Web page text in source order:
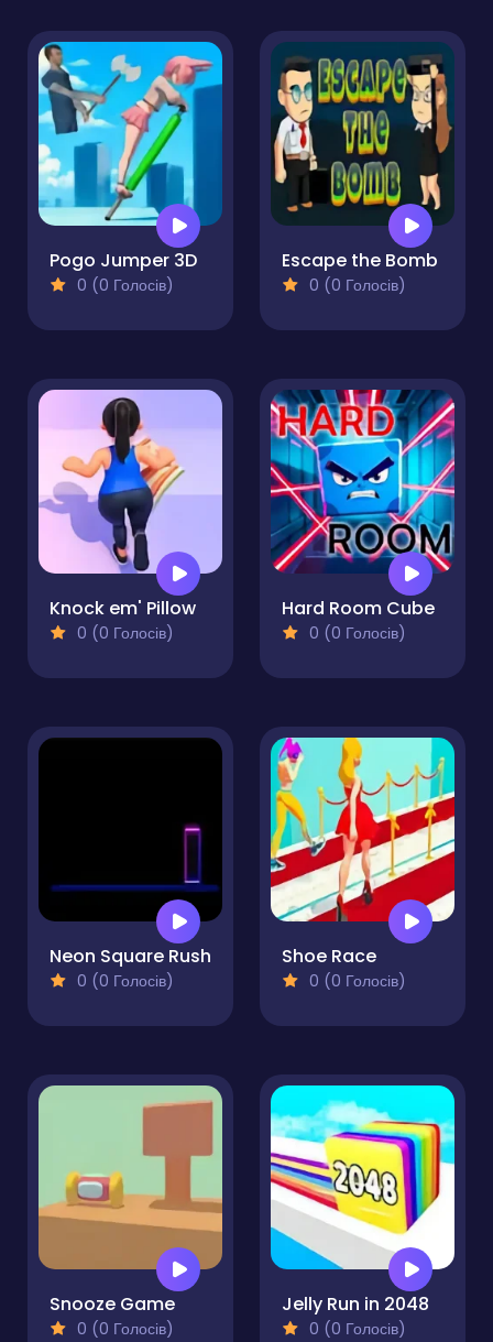
Pogo Jumper 3D
0 (0 Голосів)
Escape the Bomb
0 (0 Голосів)
Knock em' Pillow
0 (0 Голосів)
Hard Room Cube
0 (0 Голосів)
Neon Square Rush
0 (0 Голосів)
Shoe Race
0 (0 Голосів)
Snooze Game
0 (0 Голосів)
Jelly Run in 2048
0 (0 Голосів)